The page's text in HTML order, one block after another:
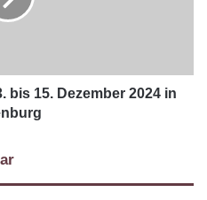
bis 15. Dezember 2024 in